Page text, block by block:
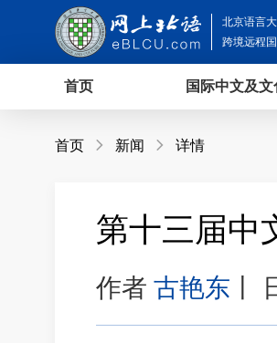
北京语言
跨境远程
首页 国际中文及
首页  新闻  详情
第十三届中
作者 古艳东